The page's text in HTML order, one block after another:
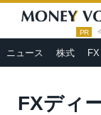
PR
ニュース 株式
HOME » 人気
FXディー
FXディ